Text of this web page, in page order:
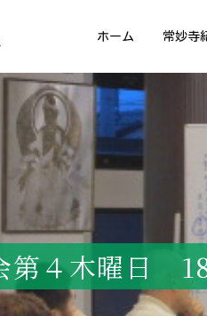
ホーム 常妙寺
第４木曜日